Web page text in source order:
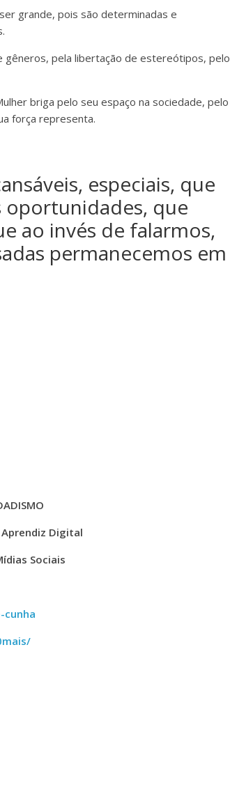
grande, pois são determinadas e
gêneros, pela libertação de estereótipos, pelo
briga pelo seu espaço na sociedade, pelo
força representa.
especiais, que
oportunidades, que
ao invés de falarmos,
permanecemos em
Digital
Sociais